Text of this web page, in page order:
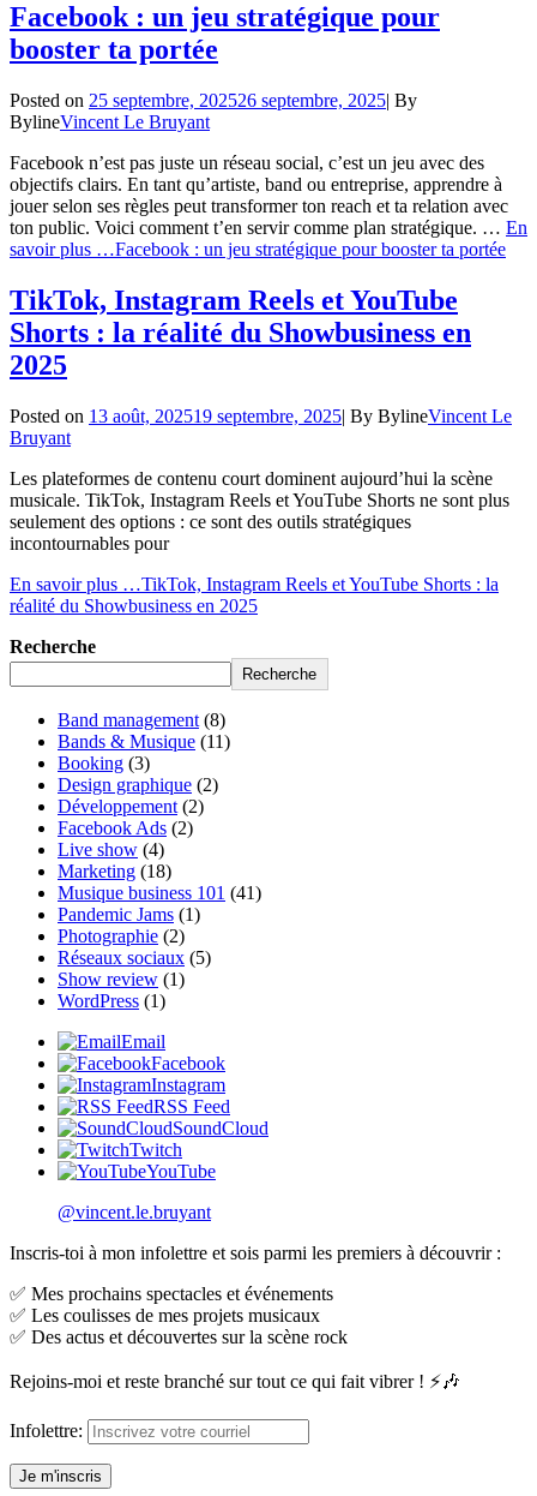
Facebook : un jeu stratégique pour
booster ta portée
Posted on 25 septembre, 202526 septembre, 2025| By
BylineVincent Le Bruyant
Facebook n’est pas juste un réseau social, c’est un jeu avec des
objectifs clairs. En tant qu’artiste, band ou entreprise, apprendre à
jouer selon ses règles peut transformer ton reach et ta relation avec
ton public. Voici comment t’en servir comme plan stratégique. … En
savoir plus …Facebook : un jeu stratégique pour booster ta portée
TikTok, Instagram Reels et YouTube
Shorts : la réalité du Showbusiness en
2025
Posted on 13 août, 202519 septembre, 2025| By BylineVincent Le
Bruyant
Les plateformes de contenu court dominent aujourd’hui la scène
musicale. TikTok, Instagram Reels et YouTube Shorts ne sont plus
seulement des options : ce sont des outils stratégiques
incontournables pour
En savoir plus …TikTok, Instagram Reels et YouTube Shorts : la
réalité du Showbusiness en 2025
Recherche
Recherche
Band management (8)
Bands & Musique (11)
Booking (3)
Design graphique (2)
Développement (2)
Facebook Ads (2)
Live show (4)
Marketing (18)
Musique business 101 (41)
Pandemic Jams (1)
Photographie (2)
Réseaux sociaux (5)
Show review (1)
WordPress (1)
Email
Facebook
Instagram
RSS Feed
SoundCloud
Twitch
YouTube
@vincent.le.bruyant
Inscris-toi à mon infolettre et sois parmi les premiers à découvrir :
✅ Mes prochains spectacles et événements
✅ Les coulisses de mes projets musicaux
✅ Des actus et découvertes sur la scène rock
Rejoins-moi et reste branché sur tout ce qui fait vibrer ! ⚡🎶
Infolettre: